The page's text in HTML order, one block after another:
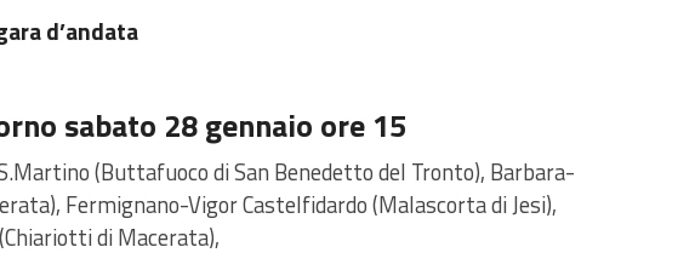
d’andata
sabato 28 gennaio ore 15
(Buttafuoco di San Benedetto del Tronto), Barbara-
Fermignano-Vigor Castelfidardo (Malascorta di Jesi),
di Macerata),